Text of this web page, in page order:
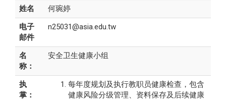
姓名
何琬婷
电子
邮件
n25031@asia.edu.tw
名
称：
安全卫生健康小组
执
掌：
每年度规划及执行教职员健康检查，包含
健康风险分级管理、资料保存及后续健康